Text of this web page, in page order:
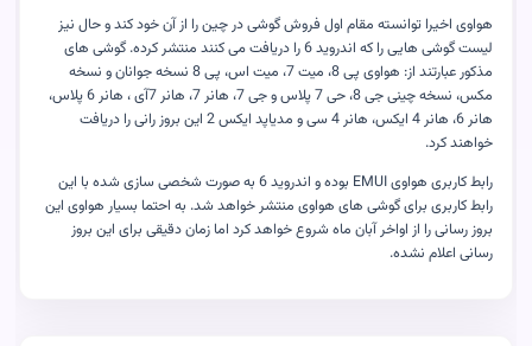
هواوی اخیرا توانسته مقام اول فروش گوشی در چین را از آن خود کند و حال نیز
لیست گوشی هایی را که اندروید 6 را دریافت می کنند منتشر کرده. گوشی های
مذکور عبارتند از: هواوی پی 8، میت 7، میت اس، پی 8 نسخه جوانان و نسخه
مکس، نسخه چینی جی 8، حی 7 پلاس و جی 7، هانر 7، هانر 7آی ، هانر 6 پلاس،
هانر 6، هانر 4 ایکس، هانر 4 سی و مدیاپد ایکس 2 این بروز رانی را دریافت
خواهند کرد.
رابط کاربری هواوی EMUI بوده و اندروید 6 به صورت شخصی سازی شده با این
رابط کاربری برای گوشی های هواوی منتشر خواهد شد. به احتما بسیار هواوی این
بروز رسانی را از اواخر آبان ماه شروع خواهد کرد اما زمان دقیقی برای این بروز
رسانی اعلام نشده.